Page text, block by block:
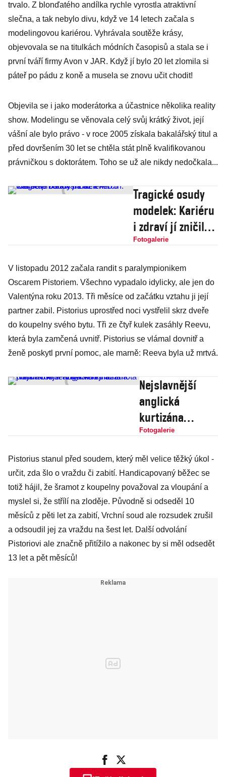
trvalo. Z blonďatého andílka rychle vyrostla atraktivní
slečna, a tak nebylo divu, když ve 14 letech začala s
modelingovou kariérou. Vyhrávala soutěže krásy,
objevovala se na titulkách módních časopisů a stala se i
první tváří firmy Avon v JAR. Když jí bylo 20 let zlomila si
páteř po pádu z koně a musela se znovu učit chodit!
Objevila se i jako moderátorka a účastnice několika reality
show. Modelingu se věnovala celý svůj krátký život, její
vášní ale bylo právo - v roce 2005 získala bakalářský titul a
před dovršením 30 let se chtěla stát plně kvalifikovanou
právničkou s doktorátem. Toho se už ale nikdy nedočkala...
Tragické osudy
modelek: Kariéru
i zdraví jí zničil
heroin. Gia se
AIDS
Fotogalerie
V listopadu 2012 začala randit s paralympionikem
Oscarem Pistoriem. Všechno vypadalo idylicky, ale jen do
Valentýna roku 2013. Tři měsíce od začátku vztahu ji její
partner zabil. Pistorius uprostřed noci vystřelil skrz dveře
do koupelny svého bytu. Tři ze čtyř kulek zasáhly Reevu,
která byla zamčená uvnitř. Pistorius se vlámal dovnitř a
ženě poskytl první pomoc, ale marně: Reeva byla už mrtvá.
Nejslavnější
anglická
kurtizána
pohoršovala i
Hlavní roli
sehrála veřejná
nahota
Fotogalerie
Pistorius stanul před soudem, který měl velice těžký úkol -
určit, zda šlo o vraždu či zabití. Handicapovaný běžec se
totiž hájil, že šramot z koupelny považoval za vloupání a
myslel si, že střílí na zloděje. Původně si odseděl 10
měsíců z pěti let za zabití, Vrchní soud ale rozsudek zrušil
a odsoudil jej za vraždu na šest let. Další odvolání
Pistoriovi ale značně přitížilo a nakonec by si měl odsedět
13 let a pět měsíců!